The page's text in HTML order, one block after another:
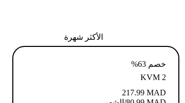
الأكثر شهرة
خصم 63%
KVM 2
MAD
217.99